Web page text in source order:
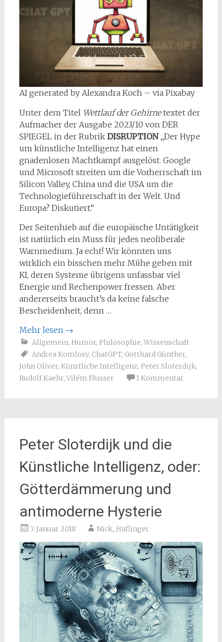
AI generated by Alexandra Koch – via Pixabay
Unter dem Titel Wettlauf der Gehirnetextet der
Aufmacher der Ausgabe 2023/10 von DER
SPIEGEL in der Rubrik DISRUPTION „Der Hype
um künstliche Intelligenz hat einen
gnadenlosen Machtkampf ausgelöst. Google
und Microsoft streiten um die Vorherrschaft im
Silicon Valley, China und die USA um die
Technologieführerschaft in der Welt. Und
Europa? Diskutiert.“
Der Seitenhieb auf die europäische Untätigkeit
ist natürlich ein Muss für jedes neoliberale
Warnmedium. Ja echt! Wir könnten uns
wirklich ein bisschen mehr Mühe geben mit
KI, deren Systeme übrigens unfassbar viel
Energie und Rechenpower fressen. Aber
andererseits braucht’s da keine falsche
Bescheidenheit, denn …
Mehr lesen →
Allgemein, Humor, Philosophie, Wissenschaft
Andrea Komlosy, ChatGPT, Gotthard Günther,
John Oliver, Künstliche Intelligenz, Peter Sloterdijk,
Rudolf Kaehr, Vilém Flusser 1 Kommentar
Peter Sloterdijk und die
Künstliche Intelligenz, oder:
Götterdämmerung und
antimoderne Hysterie
7. Januar 2018 Nick_Haflinger